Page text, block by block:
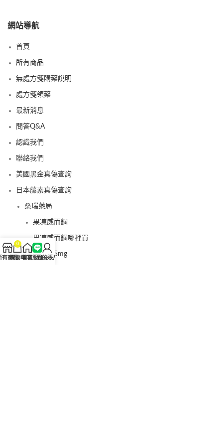
網站導航
首頁
所有商品
無處方箋購藥說明
處方箋領藥
最新消息
問答Q&A
認識我們
聯絡我們
美國黑金真偽查詢
日本藤素真偽查詢
桑瑞藥局
果凍威而鋼
果凍威而鋼哪裡買
犀利士5mg
有商品
0
購物車首頁客服Line我的賬戶